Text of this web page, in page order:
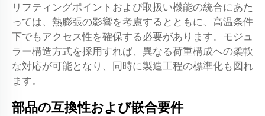
リフティングポイントおよび取扱い機能の統合にあた
っては、熱膨張の影響を考慮するとともに、高温条件
下でもアクセス性を確保する必要があります。モジュ
ラー構造方式を採用すれば、異なる荷重構成への柔軟
な対応が可能となり、同時に製造工程の標準化も図れ
ます。
部品の互換性および嵌合要件